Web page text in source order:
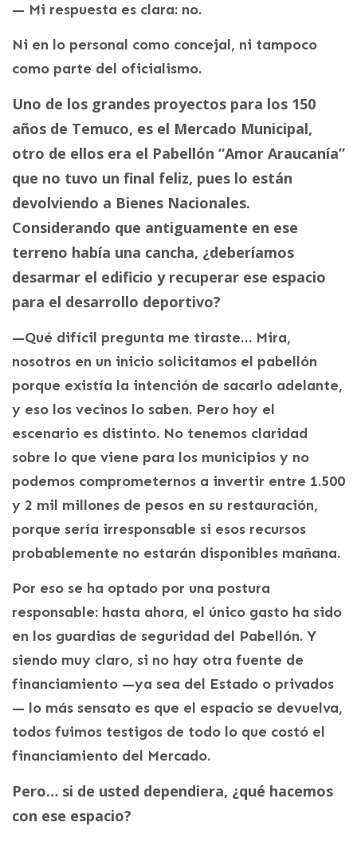
— Mi respuesta es clara: no.
Ni en lo personal como concejal, ni tampoco
como parte del oficialismo.
Uno de los grandes proyectos para los 150
años de Temuco, es el Mercado Municipal,
otro de ellos era el Pabellón “Amor Araucanía”
que no tuvo un final feliz, pues lo están
devolviendo a Bienes Nacionales.
Considerando que antiguamente en ese
terreno había una cancha, ¿deberíamos
desarmar el edificio y recuperar ese espacio
para el desarrollo deportivo?
—Qué difícil pregunta me tiraste… Mira,
nosotros en un inicio solicitamos el pabellón
porque existía la intención de sacarlo adelante,
y eso los vecinos lo saben. Pero hoy el
escenario es distinto. No tenemos claridad
sobre lo que viene para los municipios y no
podemos comprometernos a invertir entre 1.500
y 2 mil millones de pesos en su restauración,
porque sería irresponsable si esos recursos
probablemente no estarán disponibles mañana.
Por eso se ha optado por una postura
responsable: hasta ahora, el único gasto ha sido
en los guardias de seguridad del Pabellón. Y
siendo muy claro, si no hay otra fuente de
financiamiento —ya sea del Estado o privados
— lo más sensato es que el espacio se devuelva,
todos fuimos testigos de todo lo que costó el
financiamiento del Mercado.
Pero… si de usted dependiera, ¿qué hacemos
con ese espacio?